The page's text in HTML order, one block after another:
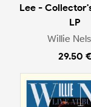
Lee -
LP
Willie
29.50 €